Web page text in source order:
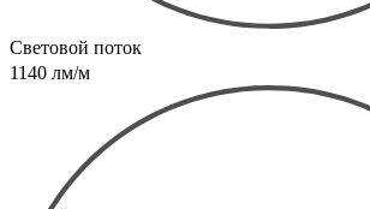
Световой поток
1140 лм/м